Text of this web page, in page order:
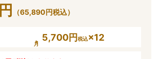
円 （65,890円税込）
5,700円 税込×12